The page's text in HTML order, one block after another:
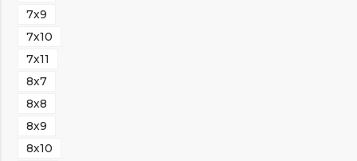
7х9
7х10
7х11
8х7
8х8
8х9
8х10